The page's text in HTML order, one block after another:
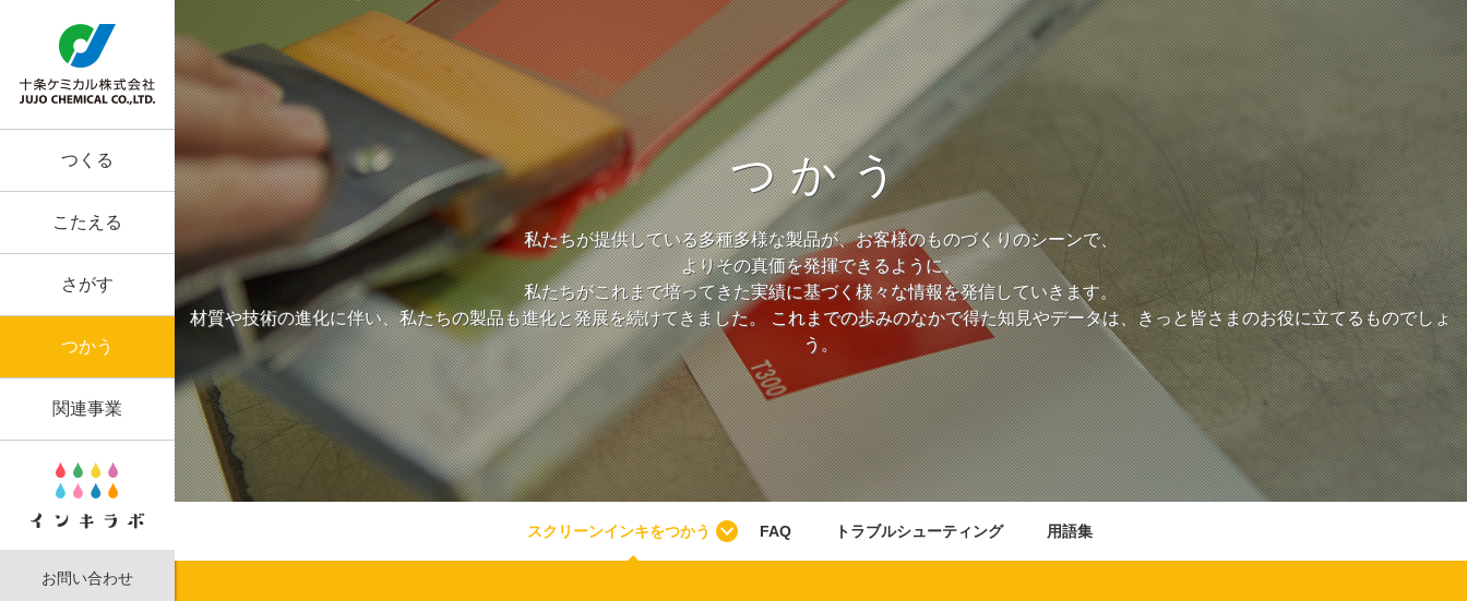
つくる
こたえる
さがす
つかう
関連事業
お問い合わせ
つかう
私たちが提供している多種多様な製品が、お客様のものづくりのシーンで、
よりその真価を発揮できるように、
私たちがこれまで培ってきた実績に基づく様々な情報を発信していきます。
材質や技術の進化に伴い、私たちの製品も進化と発展を続けてきました。 これまでの歩みのなかで得た知見やデータは、きっと皆さまのお役に立てるものでしょ
う。
スクリーンインキをつかう FAQ トラブルシューティング 用語集